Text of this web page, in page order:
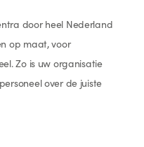
door heel Nederland
op maat, voor
Zo is uw organisatie
over de juiste